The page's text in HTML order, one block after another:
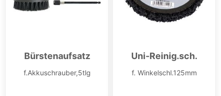
Bürstenaufsatz
f.Akkuschrauber,5tlg
Uni-Reinig.sch.
f. Winkelschl.125mm